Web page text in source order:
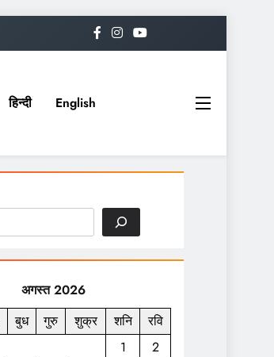
हिन्दी English
अगस्त 2026
बुध गुरु शुक्र शनि
रवि
1
2